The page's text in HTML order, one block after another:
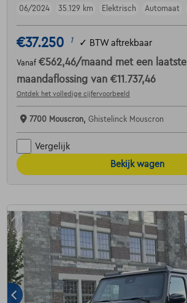
06/2024
35.129 km Elektrisch Automaat
€37.250 1 ✓ BTW aftrekbaar
Vanaf €562,46/maand met een laatste
maandaflossing van €11.737,46
Ontdek het volledige cijfervoorbeeld
7700 Mouscron, Ghistelinck Mouscron
Vergelijk
Bekijk wagen